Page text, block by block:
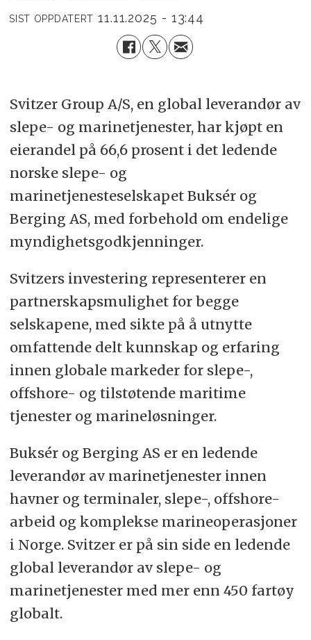
SIST OPPDATERT 11.11.2025 - 13:44
Svitzer Group A/S, en global leverandør av
slepe- og marinetjenester, har kjøpt en
eierandel på 66,6 prosent i det ledende
norske slepe- og
marinetjenesteselskapet Buksér og
Berging AS, med forbehold om endelige
myndighetsgodkjenninger.
Svitzers investering representerer en
partnerskapsmulighet for begge
selskapene, med sikte på å utnytte
omfattende delt kunnskap og erfaring
innen globale markeder for slepe-,
offshore- og tilstøtende maritime
tjenester og marineløsninger.
Buksér og Berging AS er en ledende
leverandør av marinetjenester innen
havner og terminaler, slepe-, offshore-
arbeid og komplekse marineoperasjoner
i Norge. Svitzer er på sin side en ledende
global leverandør av slepe- og
marinetjenester med mer enn 450 fartøy
globalt.